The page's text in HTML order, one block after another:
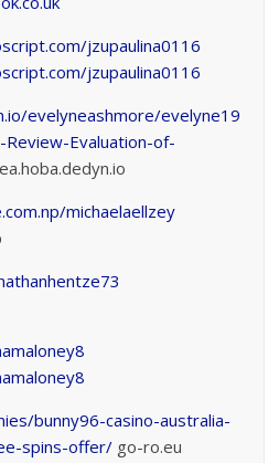
jzupaulina0116
jzupaulina0116
evelyneashmore/evelyne19
Evaluation-of-
michaelaellzey
bunny96-casino-australia-
spins-offer/ go-ro.eu